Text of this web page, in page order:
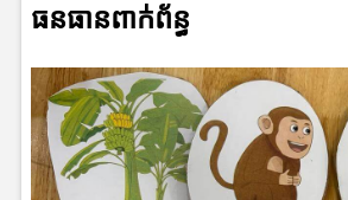
ធនធានពាក់ព័ន្ធ